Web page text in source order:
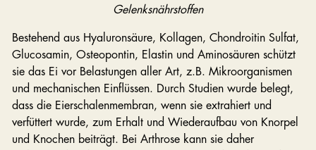
Gelenksnährstoffen
Bestehend aus Hyaluronsäure, Kollagen, Chondroitin Sulfat,
Glucosamin, Osteopontin, Elastin und Aminosäuren schützt
sie das Ei vor Belastungen aller Art, z.B. Mikroorganismen
und mechanischen Einflüssen. Durch Studien wurde belegt,
dass die Eierschalenmembran, wenn sie extrahiert und
verfüttert wurde, zum Erhalt und Wiederaufbau von Knorpel
und Knochen beiträgt. Bei Arthrose kann sie daher